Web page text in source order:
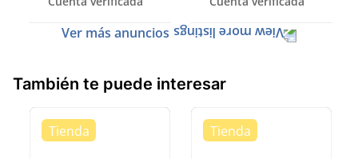
Ver más anuncios
También te puede interesar